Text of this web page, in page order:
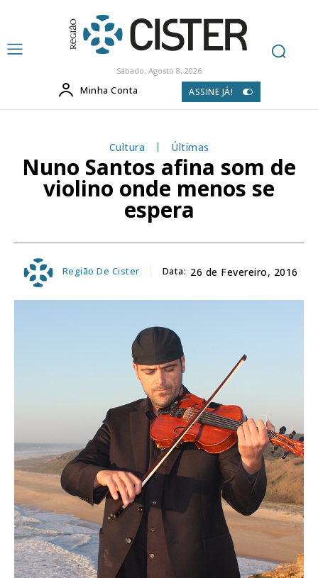
Sábado, Agosto 8, 2026
Minha Conta ASSINE JÁ!
Cultura Últimas
Nuno Santos afina som de
violino onde menos se
espera
Região De Cister Data: 26 de Fevereiro, 2016